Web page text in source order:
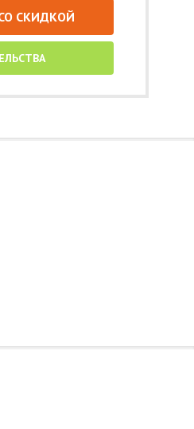
СКИДКОЙ